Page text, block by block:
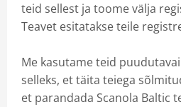
teid sellest ja toome välja
Teavet esitatakse teile
Me kasutame teid
selleks, et täita teiega
et parandada Scanola Baltic